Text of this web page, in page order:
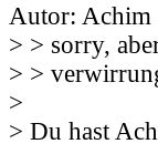
Autor: Achim
> > sorry,
> >
>
> Du hast